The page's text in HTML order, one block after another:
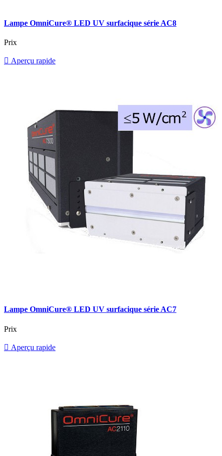
Lampe OmniCure® LED UV surfacique série AC8
Prix
 Aperçu rapide
Lampe OmniCure® LED UV surfacique série AC7
Prix
 Aperçu rapide